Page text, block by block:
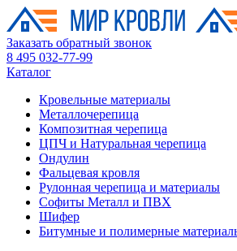
Заказать обратный звонок
8 495 032-77-99
Каталог
Кровельные материалы
Металлочерепица
Композитная черепица
ЦПЧ и Натуральная черепица
Ондулин
Фальцевая кровля
Рулонная черепица и материалы
Софиты Металл и ПВХ
Шифер
Битумные и полимерные